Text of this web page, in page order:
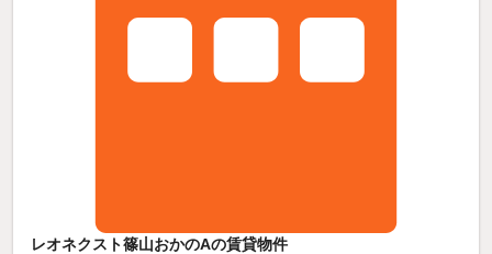
レオネクスト篠山おかのAの賃貸物件